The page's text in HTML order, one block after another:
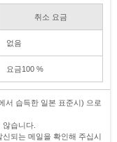
취소 요금
없음
요금100 %
서 습득한 일본 표준시) 으로
습니다.
되는 메일을 확인해 주십시